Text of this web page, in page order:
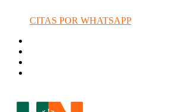
CITAS POR WHATSAPP